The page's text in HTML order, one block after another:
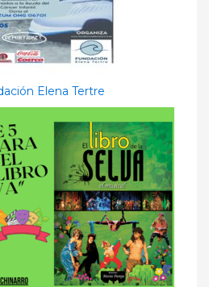
Elena Tertre